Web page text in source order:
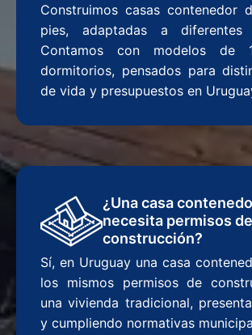
Construimos casas contenedor
pies, adaptadas a diferentes
Contamos con modelos
dormitorios, pensados para
de vida y presupuestos en
¿Una casa
necesita permisos de
construcción?
Sí, en Uruguay una casa
los mismos permisos de
una vivienda tradicional,
y cumpliendo normativas